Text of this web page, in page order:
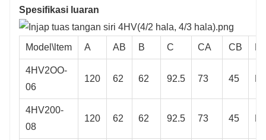
Spesifikasi luaran
Model\ltem A AB B C CA CB
4HV2OO-
06
120 62 62 92.5 73 45
4HV200-
08
120 62 62 92.5 73 45